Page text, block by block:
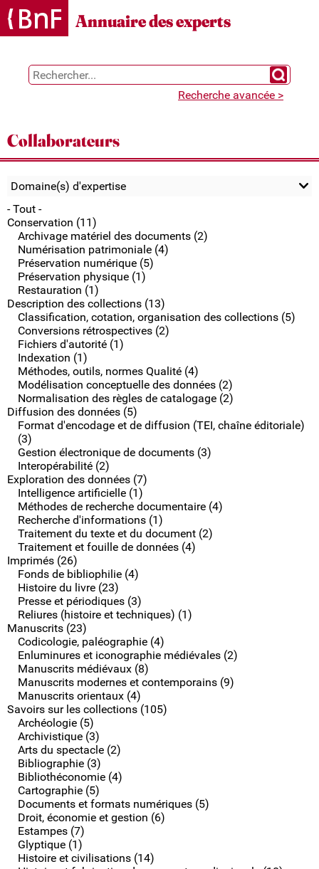
Gestion des cookies
Annuaire des experts
Chercher
Recherche avancée >
Collaborateurs
Domaine(s) d'expertise
- Tout -
Conservation (11)
Archivage matériel des documents (2)
Numérisation patrimoniale (4)
Préservation numérique (5)
Préservation physique (1)
Restauration (1)
Description des collections (13)
Classification, cotation, organisation des collections (5)
Conversions rétrospectives (2)
Fichiers d'autorité (1)
Indexation (1)
Méthodes, outils, normes Qualité (4)
Modélisation conceptuelle des données (2)
Normalisation des règles de catalogage (2)
Diffusion des données (5)
Format d'encodage et de diffusion (TEI, chaîne éditoriale)
(3)
Gestion électronique de documents (3)
Interopérabilité (2)
Exploration des données (7)
Intelligence artificielle (1)
Méthodes de recherche documentaire (4)
Recherche d'informations (1)
Traitement du texte et du document (2)
Traitement et fouille de données (4)
Imprimés (26)
Fonds de bibliophilie (4)
Histoire du livre (23)
Presse et périodiques (3)
Reliures (histoire et techniques) (1)
Manuscrits (23)
Codicologie, paléographie (4)
Enluminures et iconographie médiévales (2)
Manuscrits médiévaux (8)
Manuscrits modernes et contemporains (9)
Manuscrits orientaux (4)
Savoirs sur les collections (105)
Archéologie (5)
Archivistique (3)
Arts du spectacle (2)
Bibliographie (3)
Bibliothéconomie (4)
Cartographie (5)
Documents et formats numériques (5)
Droit, économie et gestion (6)
Estampes (7)
Glyptique (1)
Histoire et civilisations (14)